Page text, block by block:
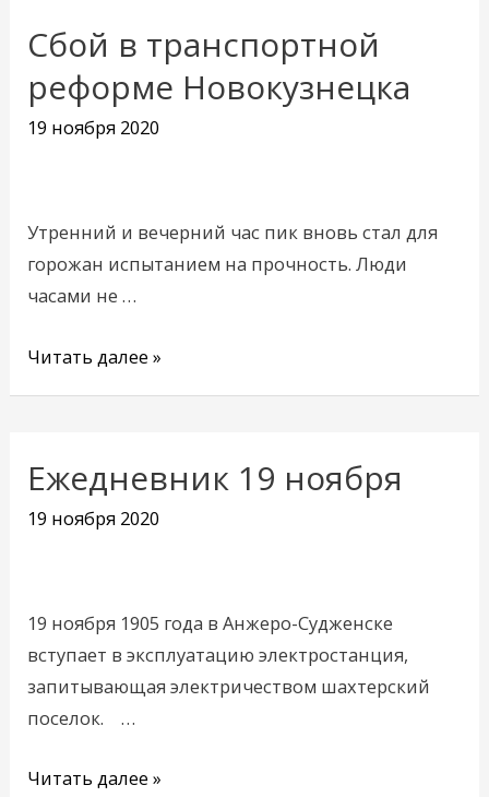
Сбой в транспортной
реформе Новокузнецка
19 ноября 2020
Утренний и вечерний час пик вновь стал для
горожан испытанием на прочность. Люди
часами не …
Сбой
транспортной
реформе
Читать далее »
Ежедневник 19 ноября
19 ноября 2020
19 ноября 1905 года в Анжеро-Судженске
вступает в эксплуатацию электростанция,
запитывающая электричеством шахтерский
поселок. …
Ежедневник
Читать далее »